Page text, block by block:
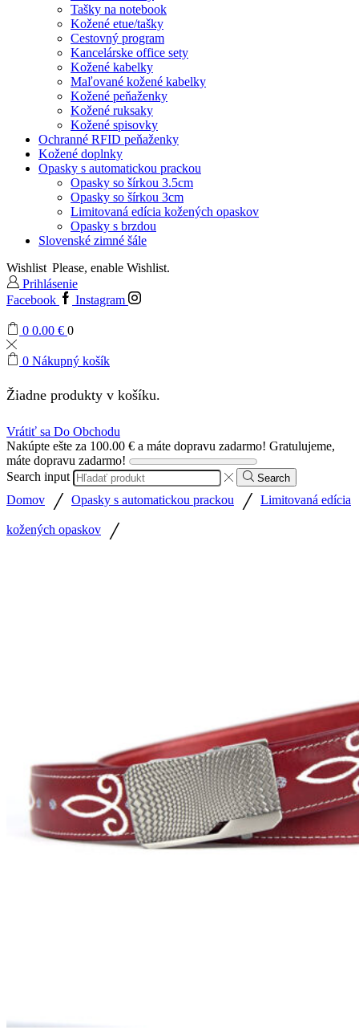
Tašky na notebook
Kožené etue/tašky
Cestovný program
Kancelárske office sety
Kožené kabelky
Maľované kožené kabelky
Kožené peňaženky
Kožené ruksaky
Kožené spisovky
Ochranné RFID peňaženky
Kožené doplnky
Opasky s automatickou prackou
Opasky so šírkou 3.5cm
Opasky so šírkou 3cm
Limitovaná edícia kožených opaskov
Opasky s brzdou
Slovenské zimné šále
Wishlist Please, enable Wishlist.
Prihlásenie
Facebook
Instagram
0 0.00 € 0
0 Nákupný košík
Žiadne produkty v košíku.
Vrátiť sa Do Obchodu
Nakúpte ešte za 100.00 € a máte dopravu zadarmo! Gratulujeme,
máte dopravu zadarmo!
Search input
Search
Domov / Opasky s automatickou prackou / Limitovaná edícia
kožených opaskov /